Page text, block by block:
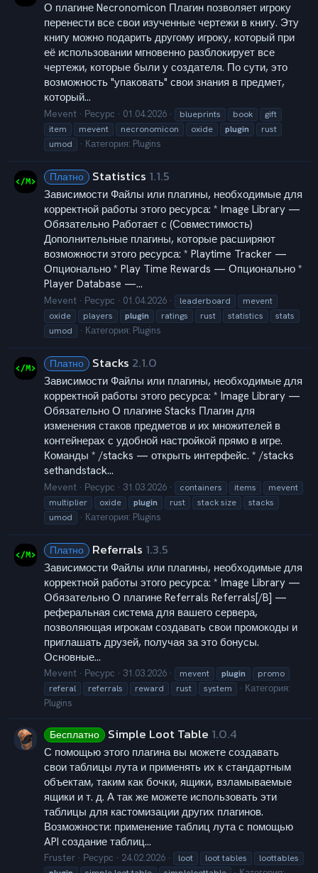
О плагине Necronomicon Плагин позволяет игроку
перенести все свои изученные чертежи в книгу. Эту
книгу можно подарить другому игроку, который при
её использовании мгновенно разблокирует все
чертежи, которые были у создателя. По сути, это
возможность "упаковать" свои знания в предмет,
который...
Mevent Ресурс 01.04.2026 blueprints book
gift
item
mevent necronomicon oxide plugin
rust
umod
Категория: Plugins
Платно Statistics 1.1.5
Зависимости Файлы или плагины, необходимые для
корректной работы этого ресурса: * Image Library —
Обязательно Работает с (Совместимость)
Дополнительные плагины, которые расширяют
возможности этого ресурса: * Playtime Tracker —
Опционально * Play Time Rewards — Опционально *
Player Database —...
Mevent Ресурс 01.04.2026 leaderboard
mevent
oxide
players plugin ratings rust statistics
stats
umod
Категория: Plugins
Платно Stacks 2.1.0
Зависимости Файлы или плагины, необходимые для
корректной работы этого ресурса: * Image Library —
Обязательно О плагине Stacks Плагин для
изменения стаков предметов и их множителей в
контейнерах с удобной настройкой прямо в игре.
Команды * /stacks — открыть интерфейс. * /stacks
sethandstack...
Mevent Ресурс 31.03.2026 containers items
mevent
multiplier
oxide plugin rust stack size
stacks
umod
Категория: Plugins
Платно Referrals 1.3.5
Зависимости Файлы или плагины, необходимые для
корректной работы этого ресурса: * Image Library —
Обязательно О плагине Referrals Referrals[/B] —
реферальная система для вашего сервера,
позволяющая игрокам создавать свои промокоды и
приглашать друзей, получая за это бонусы.
Основные...
Mevent Ресурс 31.03.2026 mevent plugin
promo
referal
referrals reward rust system
Категория:
Plugins
Бесплатно Simple Loot Table 1.0.4
С помощью этого плагина вы можете создавать
свои таблицы лута и применять их к стандартным
объектам, таким как бочки, ящики, взламываемые
ящики и т. д. А так же можете использовать эти
таблицы для кастомизации других плагинов.
Возможности: применение таблиц лута с помощью
API создание таблиц...
Fruster Ресурс 24.02.2026 loot loot tables
loottables